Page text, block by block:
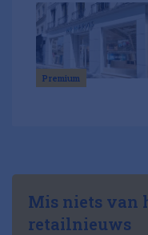
Premium
Mis niets van
retailnieuws